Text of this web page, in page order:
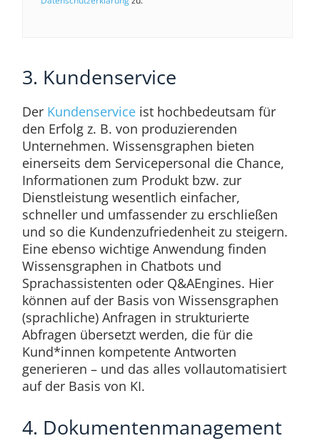
3. Kundenservice
Der Kundenserviceist hochbedeutsam für
den Erfolg z. B. von produzierenden
Unternehmen. Wissensgraphen bieten
einerseits dem Servicepersonal die Chance,
Informationen zum Produkt bzw. zur
Dienstleistung wesentlich einfacher,
schneller und umfassender zu erschließen
und so die Kundenzufriedenheit zu steigern.
Eine ebenso wichtige Anwendung finden
Wissensgraphen in Chatbots und
Sprachassistenten oder Q&AEngines. Hier
können auf der Basis von Wissensgraphen
(sprachliche) Anfragen in strukturierte
Abfragen übersetzt werden, die für die
Kund*innen kompetente Antworten
generieren – und das alles vollautomatisiert
auf der Basis von KI.
4. Dokumentenmanagement